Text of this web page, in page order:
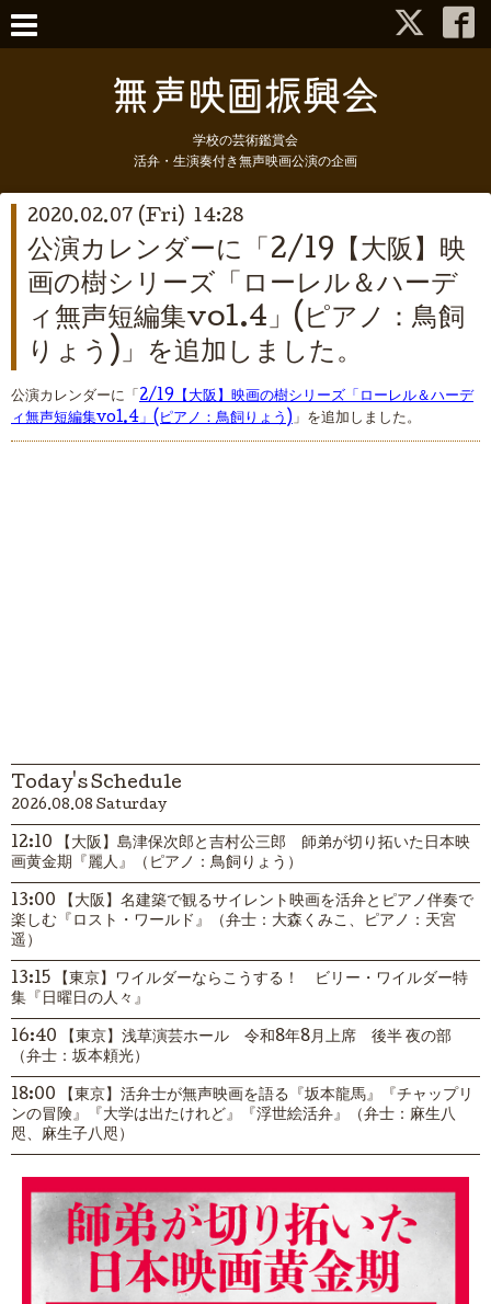
学校の芸術鑑賞会
活弁・生演奏付き無声映画公演の企画
2020.02.07 (Fri) 14:28
公演カレンダーに「2/19【大阪】映
画の樹シリーズ「ローレル＆ハーデ
ィ無声短編集vol.4」(ピアノ：鳥飼
りょう)」を追加しました。
公演カレンダーに「 2/19【大阪】映画の樹シリーズ「ローレル＆ハーデ
ィ無声短編集vol.4」(ピアノ：鳥飼りょう)」を追加しました。
Today's Schedule
2026.08.08 Saturday
12:10 【大阪】島津保次郎と吉村公三郎 師弟が切り拓いた日本映
画黄金期『麗人』（ピアノ：鳥飼りょう）
13:00 【大阪】名建築で観るサイレント映画を活弁とピアノ伴奏で
楽しむ『ロスト・ワールド』（弁士：大森くみこ、ピアノ：天宮
遥）
13:15 【東京】ワイルダーならこうする！ ビリー・ワイルダー特
集『日曜日の人々』
16:40 【東京】浅草演芸ホール 令和8年8月上席 後半 夜の部
（弁士：坂本頼光）
18:00 【東京】活弁士が無声映画を語る『坂本龍馬』『チャップリ
ンの冒険』『大学は出たけれど』『浮世絵活弁』（弁士：麻生八
咫、麻生子八咫）